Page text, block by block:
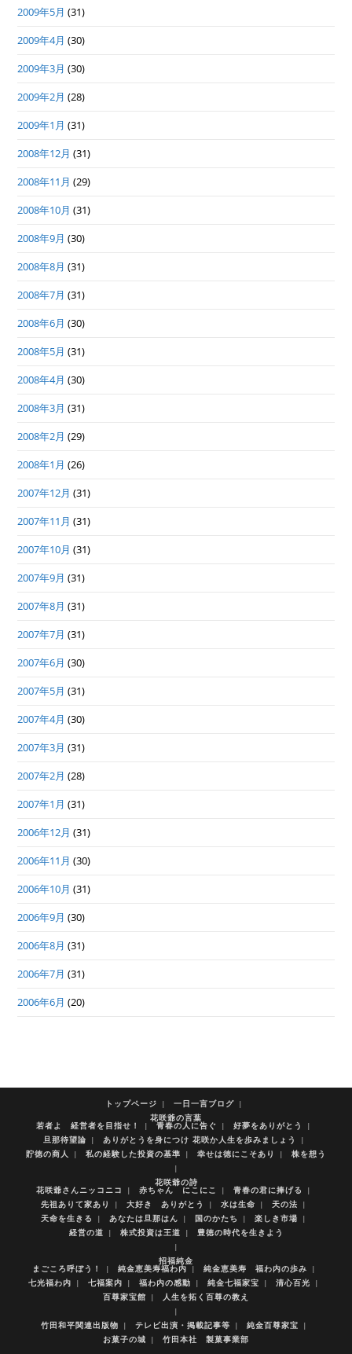
2009年5月 (31)
2009年4月 (30)
2009年3月 (30)
2009年2月 (28)
2009年1月 (31)
2008年12月 (31)
2008年11月 (29)
2008年10月 (31)
2008年9月 (30)
2008年8月 (31)
2008年7月 (31)
2008年6月 (30)
2008年5月 (31)
2008年4月 (30)
2008年3月 (31)
2008年2月 (29)
2008年1月 (26)
2007年12月 (31)
2007年11月 (31)
2007年10月 (31)
2007年9月 (31)
2007年8月 (31)
2007年7月 (31)
2007年6月 (30)
2007年5月 (31)
2007年4月 (30)
2007年3月 (31)
2007年2月 (28)
2007年1月 (31)
2006年12月 (31)
2006年11月 (30)
2006年10月 (31)
2006年9月 (30)
2006年8月 (31)
2006年7月 (31)
2006年6月 (20)
トップページ
一日一言ブログ
花咲爺の言葉
若者よ 経営者を目指せ！ 青春の人に告ぐ
好夢をありがとう
旦那待望論
ありがとうを身につけ 花咲か人生を歩みましょう
貯徳の商人
私の経験した投資の基準 幸せは徳にこそあり 株を想う
花咲爺の詩
花咲爺さんニッコニコ 赤ちゃん にこにこ
青春の君に捧げる
先祖ありて家あり
大好き ありがとう 水は生命
天の法
天命を生きる
あなたは旦那はん 国のかたち
楽しき市場
経営の道
株式投資は王道 豊徳の時代を生きよう
招福純金
まごころ呼ぼう！ 純金恵美寿福わ内
純金恵美寿 福わ内の歩み
七光福わ内
七福案内 福わ内の感動 純金七福家宝
清心百光
百尊家宝館
人生を拓く百尊の教え
竹田和平関連出版物 テレビ出演・掲載記事等
純金百尊家宝
お菓子の城
竹田本社 製菓事業部